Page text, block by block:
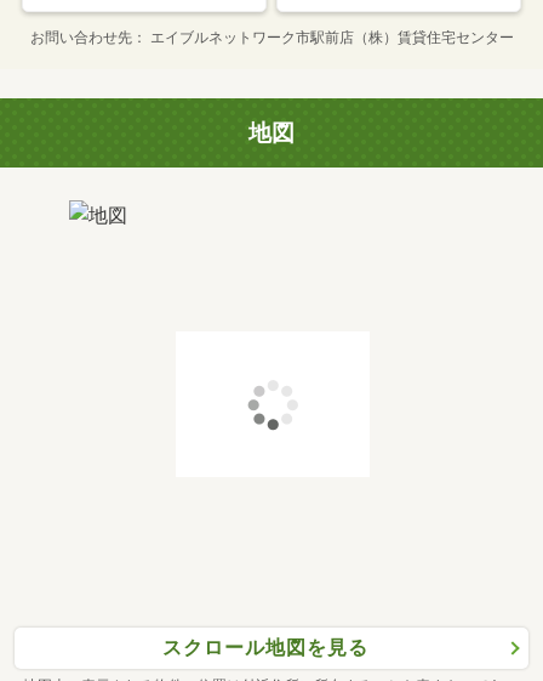
お問い合わせ先 エイブルネットワーク市駅前店（株）賃貸住宅センター
地図
スクロール地図を見る